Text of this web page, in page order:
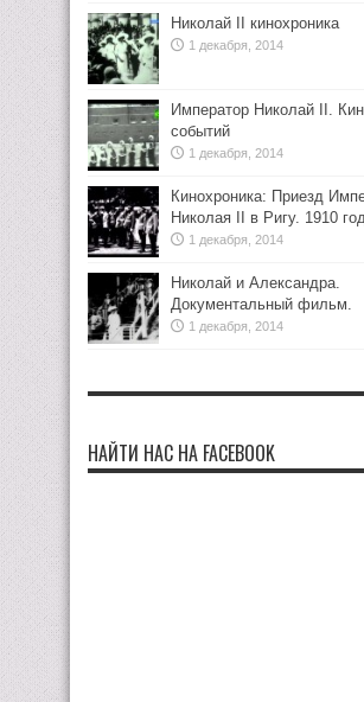
Николай II кинохроника
1 декабря, 2014
Император Николай II.
событий
1 декабря, 2014
Кинохроника: Приезд
Николая II в Ригу. 1910
1 декабря, 2014
Николай и Александра.
Документальный фильм.
1 декабря, 2014
НАЙТИ НАС НА FACEBOOK